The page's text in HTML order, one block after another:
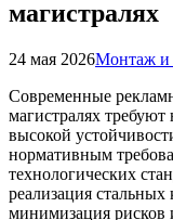
магистралях
24 мая 2026Монтаж и
Современные
магистралях требуют
высокой
нормативным
технологических
реализация
минимизация рисков